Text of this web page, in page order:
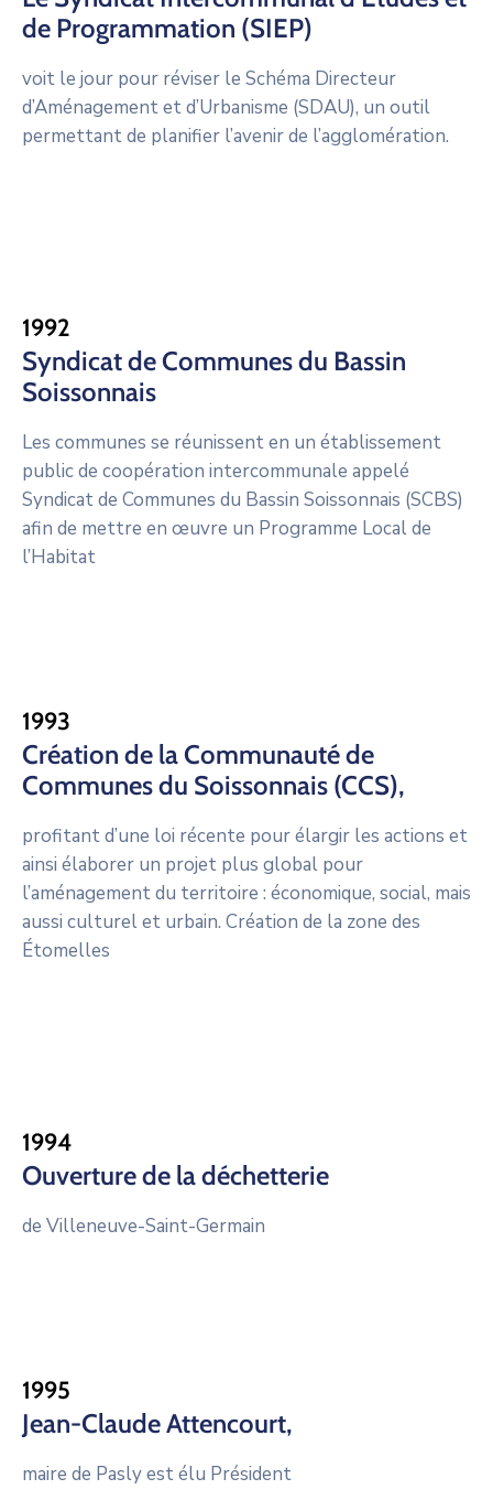
de Programmation (SIEP)
voit le jour pour réviser le Schéma Directeur
d’Aménagement et d’Urbanisme (SDAU), un outil
permettant de planifier l’avenir de l’agglomération.
1992
Syndicat de Communes du Bassin
Soissonnais
Les communes se réunissent en un établissement
public de coopération intercommunale appelé
Syndicat de Communes du Bassin Soissonnais (SCBS)
afin de mettre en œuvre un Programme Local de
l’Habitat
1993
Création de la Communauté de
Communes du Soissonnais (CCS),
profitant d’une loi récente pour élargir les actions et
ainsi élaborer un projet plus global pour
l’aménagement du territoire : économique, social, mais
aussi culturel et urbain. Création de la zone des
Étomelles
1994
Ouverture de la déchetterie
de Villeneuve-Saint-Germain
1995
Jean-Claude Attencourt,
maire de Pasly est élu Président